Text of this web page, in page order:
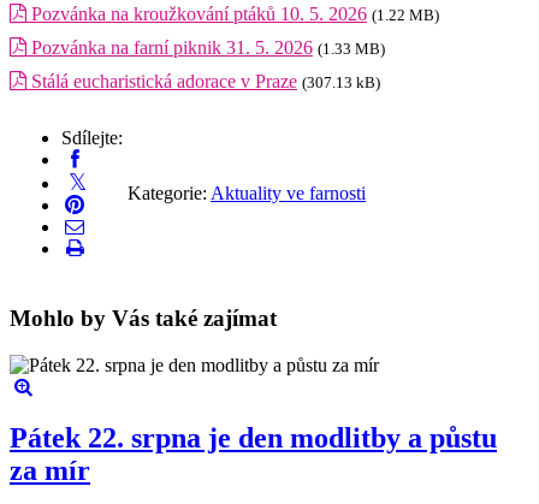
Pozvánka na kroužkování ptáků 10. 5. 2026 (1.22 MB)
Pozvánka na farní piknik 31. 5. 2026 (1.33 MB)
Stálá eucharistická adorace v Praze (307.13 kB)
Sdílejte:
Kategorie: Aktuality ve farnosti
Mohlo by Vás také zajímat
Pátek 22. srpna je den modlitby a půstu
za mír